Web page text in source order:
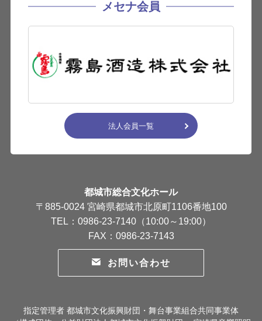
メセナ会員
法人会員一覧
都城市総合文化ホール
〒885-0024 宮崎県都城市北原町1106番地100
TEL：0986-23-7140（10:00～19:00）
FAX：0986-23-7143
お問い合わせ
指定管理者 都城市文化振興財団・舞台事業組合共同事業体